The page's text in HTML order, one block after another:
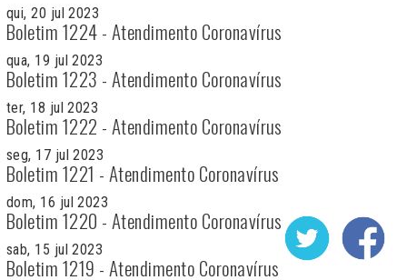
qui, 20 jul 2023
Boletim 1224 - Atendimento Coronavírus
qua, 19 jul 2023
Boletim 1223 - Atendimento Coronavírus
ter, 18 jul 2023
Boletim 1222 - Atendimento Coronavírus
seg, 17 jul 2023
Boletim 1221 - Atendimento Coronavírus
dom, 16 jul 2023
Boletim 1220 - Atendimento Coronavírus
sab, 15 jul 2023
Boletim 1219 - Atendimento Coronavírus